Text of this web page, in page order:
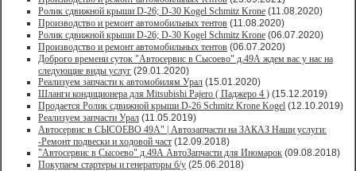
Ролик сдвижной крыши D-26; D-30 Kogel Schmitz Krone (11.08.2020)
Производство и ремонт автомобильных тентов (11.08.2020)
Ролик сдвижной крыши D-26; D-30 Kogel Schmitz Krone (06.07.2020)
Производство и ремонт автомобильных тентов (06.07.2020)
Доброго времени суток "Автосервис в Сысоево" д.49А ждем вас у нас на
следующие виды услуг (29.01.2020)
Реализуем запчасти к автомобилям Урал (15.01.2020)
Шланги кондиционера для Mitsubishi Pajero ( Паджеро 4 ) (15.12.2019)
Продается Ролик сдвижной крыши D-26 Schmitz Krone Kogel (12.10.2019)
Реализуем запчасти Урал (11.05.2019)
Автосервис в СЫСОЕВО 49А" | Автозапчасти на ЗАКАЗ Наши услуги:
-Ремонт подвески и ходовой част (12.09.2018)
"Автосервис в Сысоево" д.49А АвтоЗапчасти для Иномарок (09.08.2018)
Покупаем стартеры и генераторы б/у (25.06.2018)